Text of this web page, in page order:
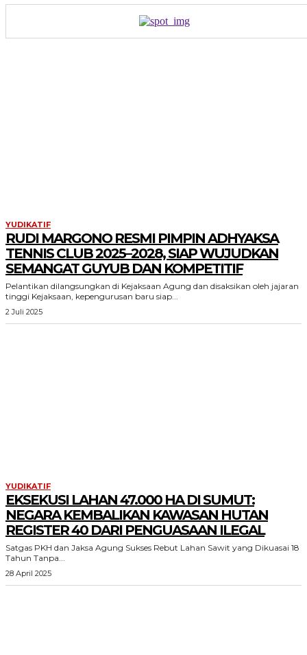
YUDIKATIF
RUDI MARGONO RESMI PIMPIN ADHYAKSA
TENNIS CLUB 2025–2028, SIAP WUJUDKAN
SEMANGAT GUYUB DAN KOMPETITIF
Pelantikan dilangsungkan di Kejaksaan Agung dan disaksikan oleh jajaran
tinggi Kejaksaan, kepengurusan baru siap...
2 Juli 2025
YUDIKATIF
EKSEKUSI LAHAN 47.000 HA DI SUMUT:
NEGARA KEMBALIKAN KAWASAN HUTAN
REGISTER 40 DARI PENGUASAAN ILEGAL
Satgas PKH dan Jaksa Agung Sukses Rebut Lahan Sawit yang Dikuasai 18
Tahun Tanpa...
28 April 2025